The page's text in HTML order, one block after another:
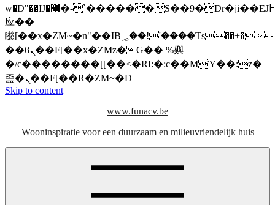
w�D"��IJ�׭�-`������S��9�Dr�ji��EJ߅��gJ�
应��
矁[��x�ZM~�n"��IB؃��!'����Тѕ��+��(m��IK�ʭ�/|
��ϐܢ��F[��x�ZMz�G�� %嬩
�/c��������[[��<�RI:�:c��MΎ��:z�
졾�ܢ��F[��R�ZM~�D
Skip to content
www.funacv.be
Wooninspiratie voor een duurzaam en milieuvriendelijk huis